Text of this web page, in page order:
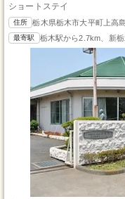
ショートステイ
住所 栃木県栃木市大平町上高
最寄駅 栃木駅から2.7km、新